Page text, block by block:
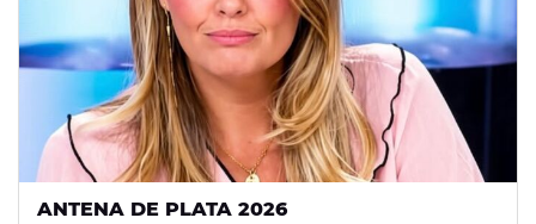
ANTENA DE PLATA 2026